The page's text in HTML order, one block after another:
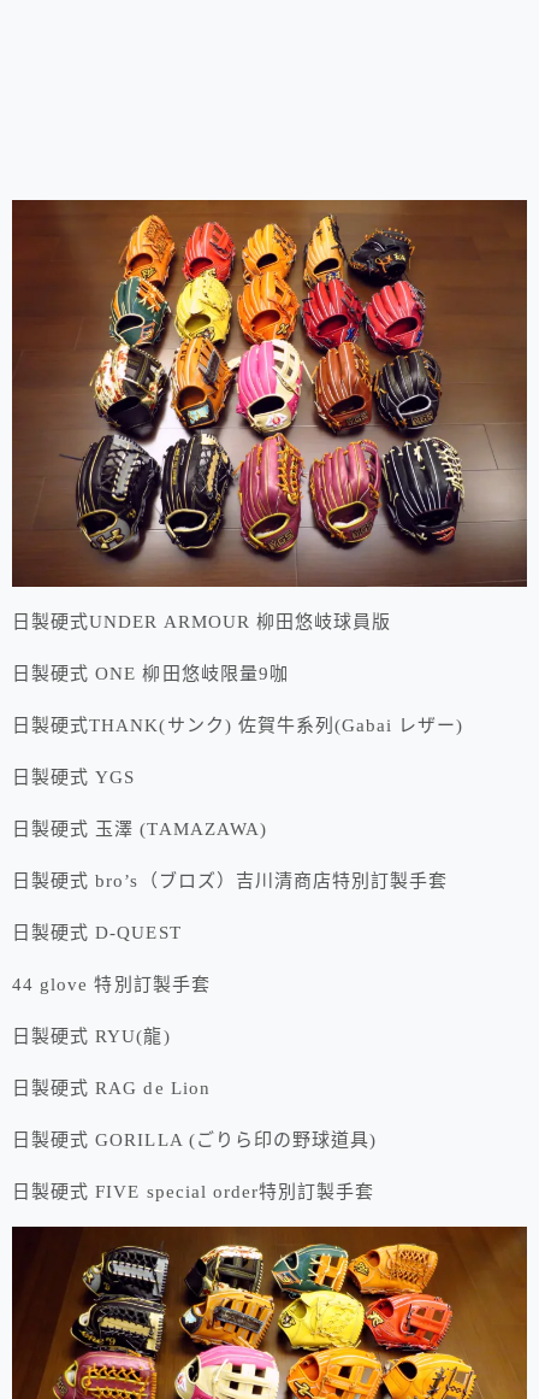
日製硬式UNDER ARMOUR 柳田悠岐球員版
日製硬式 ONE 柳田悠岐限量9咖
日製硬式THANK(サンク) 佐賀牛系列(Gabai レザー)
日製硬式 YGS
日製硬式 玉澤 (TAMAZAWA)
日製硬式 bro’s（ブロズ）吉川清商店特別訂製手套
日製硬式 D-QUEST
44 glove 特別訂製手套
日製硬式 RYU(龍)
日製硬式 RAG de Lion
日製硬式 GORILLA (ごりら印の野球道具)
日製硬式 FIVE special order特別訂製手套